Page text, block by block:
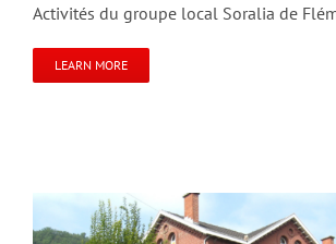
Activités du groupe local Soralia de
LEARN MORE